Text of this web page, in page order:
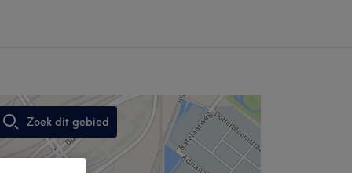
Zoek dit gebied
,